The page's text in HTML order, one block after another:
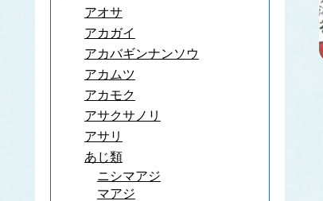
アオサ
アカガイ
アカバギンナンソウ
アカムツ
アカモク
アサクサノリ
アサリ
あじ類
ニシマアジ
マアジ